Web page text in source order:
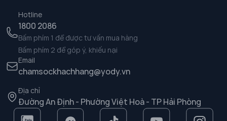
Hotline
1800 2086
Bấm phím 1 để được tư vấn mua hàng
Bấm phím 2 để góp ý, khiếu nại
Email
chamsockhachhang@yody.vn
Địa chỉ
Đường An Định - Phường Việt Hoà - TP Hải Phòng